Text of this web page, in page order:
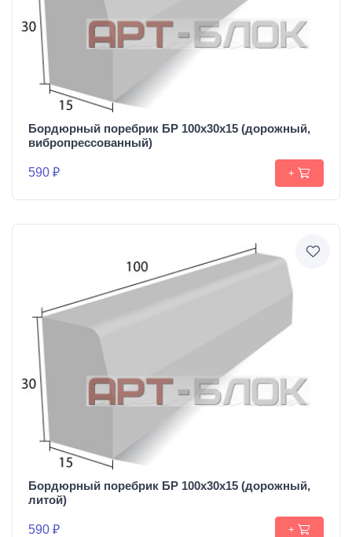
Бордюрный поребрик БР 100х30х15 (дорожный,
вибропрессованный)
590 ₽ +
Бордюрный поребрик БР 100х30х15 (дорожный,
литой)
590 ₽ +